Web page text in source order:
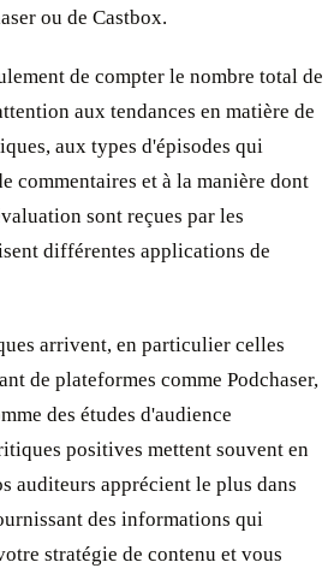
ou de Castbox.
de compter le nombre total de
aux tendances en matière de
aux types d'épisodes qui
commentaires et à la manière dont
sont reçues par les
différentes applications de
arrivent, en particulier celles
de plateformes comme Podchaser,
des études d'audience
positives mettent souvent en
auditeurs apprécient le plus dans
des informations qui
stratégie de contenu et vous